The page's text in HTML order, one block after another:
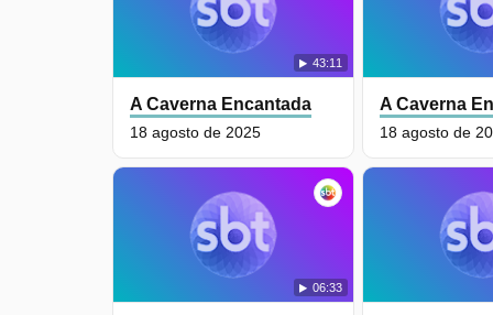
43:11
A Caverna Encantada
18 agosto de 2025
A Caverna
18 agosto de
06:33